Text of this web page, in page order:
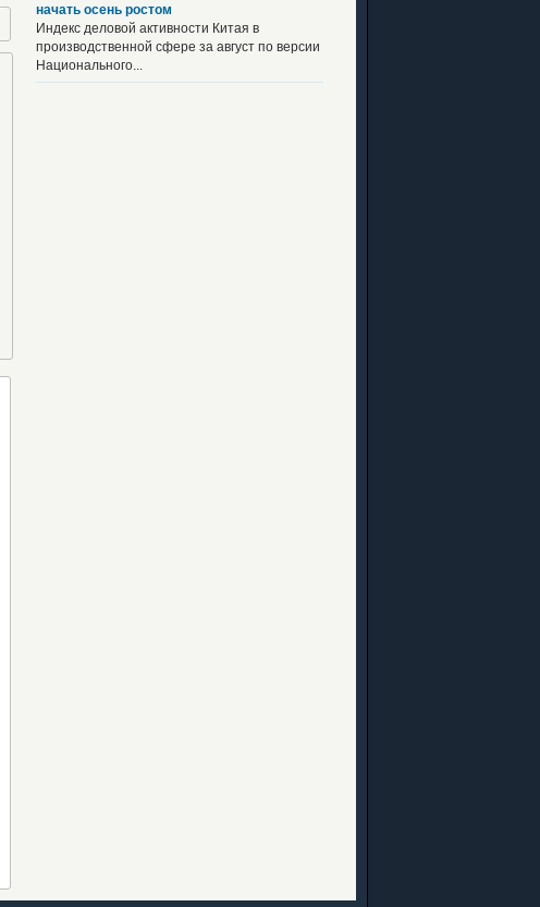
начать осень ростом
Индекс деловой активности Китая в
производственной сфере за август по версии
Национального...